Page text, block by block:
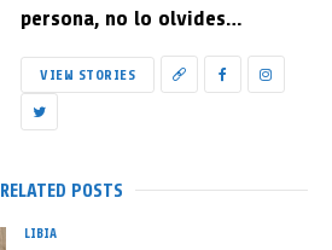
persona, no lo olvides…
VIEW STORIES
RELATED POSTS
LIBIA